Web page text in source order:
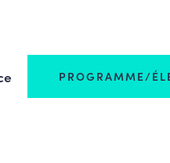
PROGRAMME/